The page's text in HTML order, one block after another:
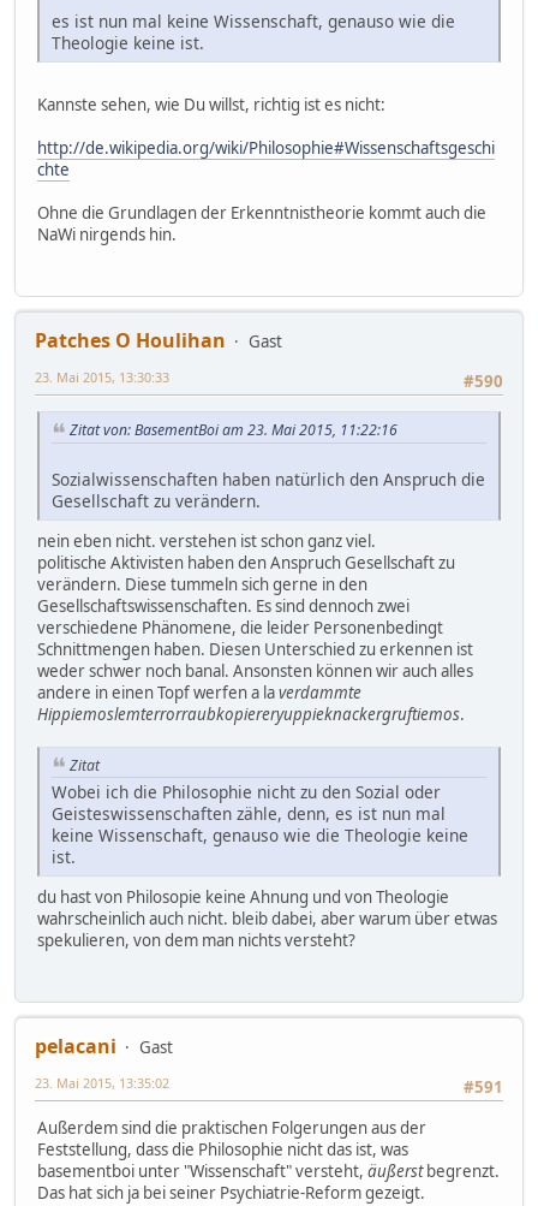
es ist nun mal keine Wissenschaft, genauso wie die
Theologie keine ist.
Kannste sehen, wie Du willst, richtig ist es nicht:
http://de.wikipedia.org/wiki/Philosophie#Wissenschaftsgeschi
chte
Ohne die Grundlagen der Erkenntnistheorie kommt auch die
NaWi nirgends hin.
Patches O Houlihan
Gast
#590
23. Mai 2015, 13:30:33
Zitat von: BasementBoi am 23. Mai 2015, 11:22:16
Sozialwissenschaften haben natürlich den Anspruch die
Gesellschaft zu verändern.
nein eben nicht. verstehen ist schon ganz viel.
politische Aktivisten haben den Anspruch Gesellschaft zu
verändern. Diese tummeln sich gerne in den
Gesellschaftswissenschaften. Es sind dennoch zwei
verschiedene Phänomene, die leider Personenbedingt
Schnittmengen haben. Diesen Unterschied zu erkennen ist
weder schwer noch banal. Ansonsten können wir auch alles
andere in einen Topf werfen a laverdammte
Hippiemoslemterrorraubkopiereryuppieknackergruftiemos.
Zitat
Wobei ich die Philosophie nicht zu den Sozial oder
Geisteswissenschaften zähle, denn, es ist nun mal
keine Wissenschaft, genauso wie die Theologie keine
ist.
du hast von Philosopie keine Ahnung und von Theologie
wahrscheinlich auch nicht. bleib dabei, aber warum über etwas
spekulieren, von dem man nichts versteht?
pelacani
Gast
#591
23. Mai 2015, 13:35:02
Außerdem sind die praktischen Folgerungen aus der
Feststellung, dass die Philosophie nicht das ist, was
basementboi unter "Wissenschaft" versteht, äußerstbegrenzt.
Das hat sich ja bei seiner Psychiatrie-Reform gezeigt.